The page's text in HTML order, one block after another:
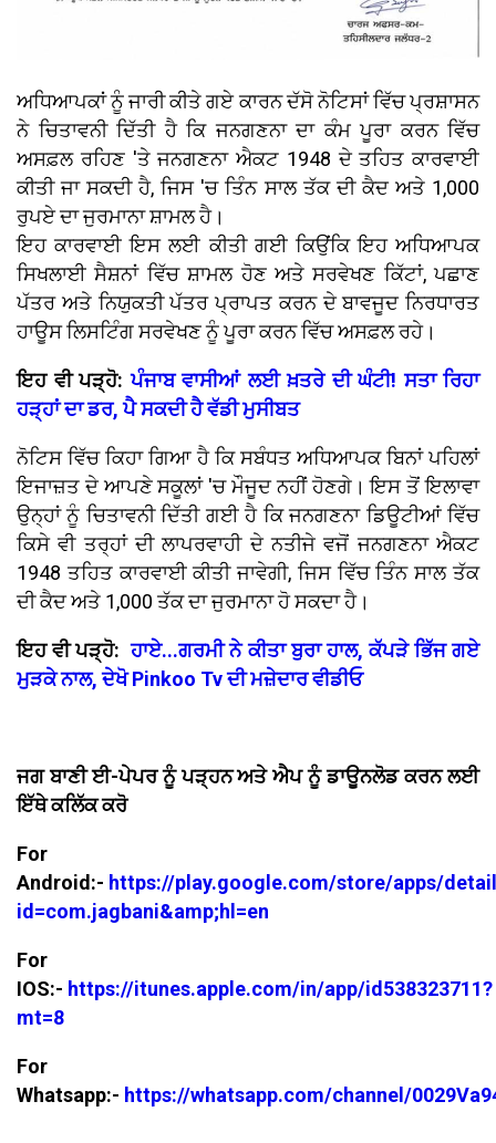
ਅਧਿਆਪਕਾਂ ਨੂੰ ਜਾਰੀ ਕੀਤੇ ਗਏ ਕਾਰਨ ਦੱਸੋ ਨੋਟਿਸਾਂ ਵਿੱਚ ਪ੍ਰਸ਼ਾਸਨ
ਨੇ ਚਿਤਾਵਨੀ ਦਿੱਤੀ ਹੈ ਕਿ ਜਨਗਣਨਾ ਦਾ ਕੰਮ ਪੂਰਾ ਕਰਨ ਵਿੱਚ
ਅਸਫ਼ਲ ਰਹਿਣ 'ਤੇ ਜਨਗਣਨਾ ਐਕਟ 1948 ਦੇ ਤਹਿਤ ਕਾਰਵਾਈ
ਕੀਤੀ ਜਾ ਸਕਦੀ ਹੈ, ਜਿਸ 'ਚ ਤਿੰਨ ਸਾਲ ਤੱਕ ਦੀ ਕੈਦ ਅਤੇ 1,000
ਰੁਪਏ ਦਾ ਜੁਰਮਾਨਾ ਸ਼ਾਮਲ ਹੈ।
ਇਹ ਕਾਰਵਾਈ ਇਸ ਲਈ ਕੀਤੀ ਗਈ ਕਿਉਂਕਿ ਇਹ ਅਧਿਆਪਕ
ਸਿਖਲਾਈ ਸੈਸ਼ਨਾਂ ਵਿੱਚ ਸ਼ਾਮਲ ਹੋਣ ਅਤੇ ਸਰਵੇਖਣ ਕਿੱਟਾਂ, ਪਛਾਣ
ਪੱਤਰ ਅਤੇ ਨਿਯੁਕਤੀ ਪੱਤਰ ਪ੍ਰਾਪਤ ਕਰਨ ਦੇ ਬਾਵਜੂਦ ਨਿਰਧਾਰਤ
ਹਾਊਸ ਲਿਸਟਿੰਗ ਸਰਵੇਖਣ ਨੂੰ ਪੂਰਾ ਕਰਨ ਵਿੱਚ ਅਸਫ਼ਲ ਰਹੇ।
ਇਹ ਵੀ ਪੜ੍ਹੋ:ਪੰਜਾਬ ਵਾਸੀਆਂ ਲਈ ਖ਼ਤਰੇ ਦੀ ਘੰਟੀ! ਸਤਾ ਰਿਹਾ
ਹੜ੍ਹਾਂ ਦਾ ਡਰ, ਪੈ ਸਕਦੀ ਹੈ ਵੱਡੀ ਮੁਸੀਬਤ
ਨੋਟਿਸ ਵਿੱਚ ਕਿਹਾ ਗਿਆ ਹੈ ਕਿ ਸਬੰਧਤ ਅਧਿਆਪਕ ਬਿਨਾਂ ਪਹਿਲਾਂ
ਇਜਾਜ਼ਤ ਦੇ ਆਪਣੇ ਸਕੂਲਾਂ 'ਚ ਮੌਜੂਦ ਨਹੀਂ ਹੋਣਗੇ। ਇਸ ਤੋਂ ਇਲਾਵਾ
ਉਨ੍ਹਾਂ ਨੂੰ ਚਿਤਾਵਨੀ ਦਿੱਤੀ ਗਈ ਹੈ ਕਿ ਜਨਗਣਨਾ ਡਿਊਟੀਆਂ ਵਿੱਚ
ਕਿਸੇ ਵੀ ਤਰ੍ਹਾਂ ਦੀ ਲਾਪਰਵਾਹੀ ਦੇ ਨਤੀਜੇ ਵਜੋਂ ਜਨਗਣਨਾ ਐਕਟ
1948 ਤਹਿਤ ਕਾਰਵਾਈ ਕੀਤੀ ਜਾਵੇਗੀ, ਜਿਸ ਵਿੱਚ ਤਿੰਨ ਸਾਲ ਤੱਕ
ਦੀ ਕੈਦ ਅਤੇ 1,000 ਤੱਕ ਦਾ ਜੁਰਮਾਨਾ ਹੋ ਸਕਦਾ ਹੈ।
ਇਹ ਵੀ ਪੜ੍ਹੋ: ਹਾਏ...ਗਰਮੀ ਨੇ ਕੀਤਾ ਬੁਰਾ ਹਾਲ, ਕੱਪੜੇ ਭਿੱਜ ਗਏ
ਮੁੜਕੇ ਨਾਲ, ਦੇਖੋ Pinkoo Tv ਦੀ ਮਜ਼ੇਦਾਰ ਵੀਡੀਓ
ਜਗ ਬਾਣੀ ਈ-ਪੇਪਰ ਨੂੰ ਪੜ੍ਹਨ ਅਤੇ ਐਪ ਨੂੰ ਡਾਊਨਲੋਡ ਕਰਨ ਲਈ
ਇੱਥੇ ਕਲਿੱਕ ਕਰੋ
For
Android:- https://play.google.com/store/apps/
id=com.jagbani&amp;hl=en
For
IOS:- https://itunes.apple.com/in/app/id538323711?
mt=8
For
Whatsapp:- https://whatsapp.com/channel/